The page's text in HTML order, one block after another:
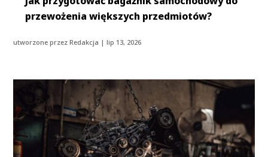
przewożenia większych przedmiotów?
utworzone przezRedakcja |lip 13, 2026